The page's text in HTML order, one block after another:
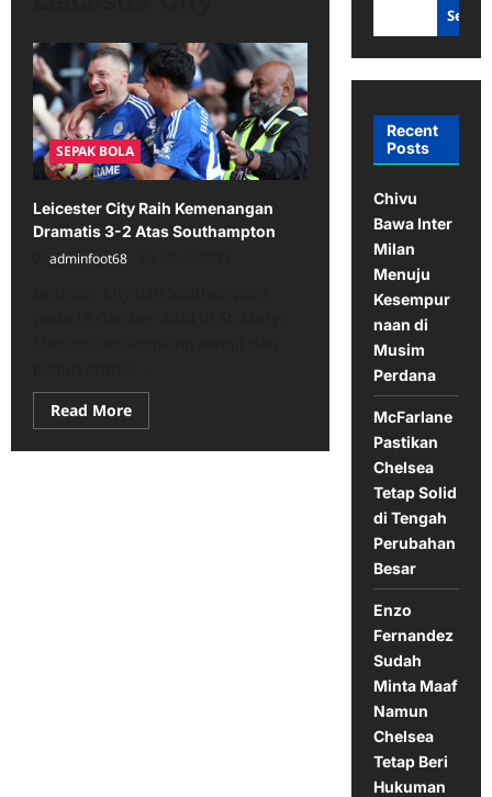
SEPAK BOLA
Leicester City Raih Kemenangan
Dramatis 3-2 Atas Southampton
adminfoot68
Read MoreRead
more
Leicester
Recent
Posts
Chivu
Bawa Inter
Milan
Menuju
Kesempur
naan di
Musim
Perdana
McFarlane
Pastikan
Chelsea
Tetap Solid
di Tengah
Perubahan
Besar
Enzo
Fernandez
Sudah
Minta Maaf
Namun
Chelsea
Tetap Beri
Hukuman